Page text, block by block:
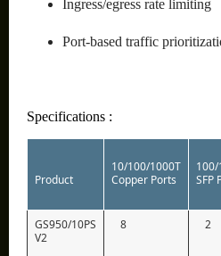
Ingress/egress rate limiting
Port-based traffic
Specifications :
Product
10/100/1000T
Copper Ports
100/
SFP
GS950/10PS
V2
8 2